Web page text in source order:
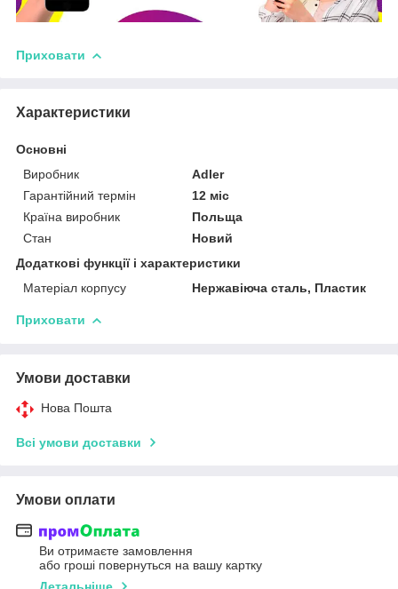
Приховати
Характеристики
Основні
Виробник
Adler
Гарантійний термін
12 міс
Країна виробник
Польща
Стан
Новий
Додаткові функції і характеристики
Матеріал корпусу
Нержавіюча сталь, Пластик
Приховати
Умови доставки
Нова Пошта
Всі умови доставки
Умови оплати
Ви отримаєте замовлення
або гроші повернуться на вашу картку